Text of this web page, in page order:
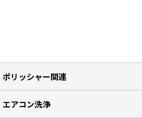
ポリッシャー関連
エアコン洗浄